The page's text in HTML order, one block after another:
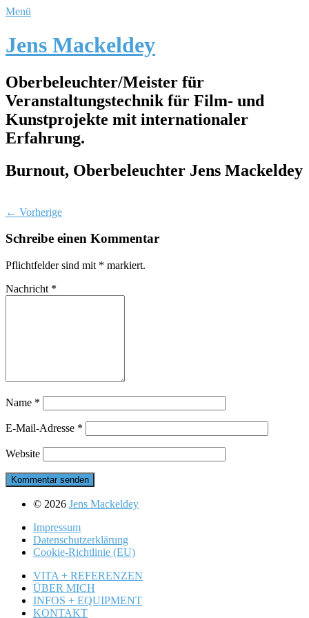
Menü
Jens Mackeldey
Oberbeleuchter/Meister für
Veranstaltungstechnik für Film- und
Kunstprojekte mit internationaler
Erfahrung.
Burnout, Oberbeleuchter Jens Mackeldey
← Vorherige
Schreibe einen Kommentar
Pflichtfelder sind mit * markiert.
Nachricht *
Name *
E-Mail-Adresse *
Website
© 2026 Jens Mackeldey
Impressum
Datenschutz­erklärung
Cookie-Richtlinie (EU)
VITA + REFERENZEN
ÜBER MICH
INFOS + EQUIPMENT
KONTAKT